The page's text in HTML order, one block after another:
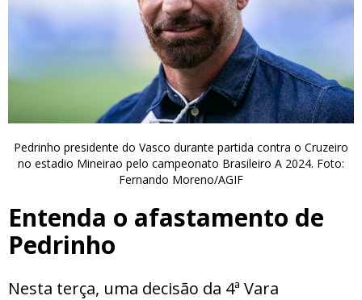
Pedrinho presidente do Vasco durante partida contra o Cruzeiro
no estadio Mineirao pelo campeonato Brasileiro A 2024. Foto:
Fernando Moreno/AGIF
Entenda o afastamento de
Pedrinho
Nesta terça, uma decisão da 4ª Vara